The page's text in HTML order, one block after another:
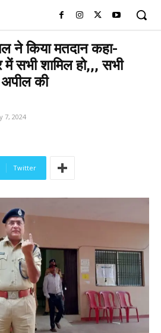
ने किया मतदान कहा-
सभी शामिल हो,,, सभी
की
7, 2024
Twitter